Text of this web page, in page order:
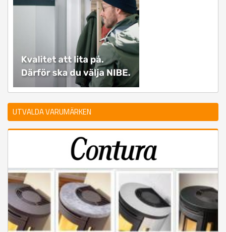
UTVALDA VARUMÄRKEN